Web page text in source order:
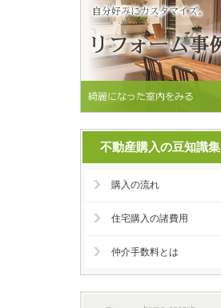
不動産購入の豆知識集
購入の流れ
住宅購入の諸費用
仲介手数料とは